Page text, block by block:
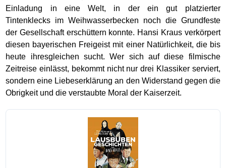
Einladung in eine Welt, in der ein gut platzierter
Tintenklecks im Weihwasserbecken noch die Grundfeste
der Gesellschaft erschüttern konnte. Hansi Kraus verkörpert
diesen bayerischen Freigeist mit einer Natürlichkeit, die bis
heute ihresgleichen sucht. Wer sich auf diese filmische
Zeitreise einlässt, bekommt nicht nur drei Klassiker serviert,
sondern eine Liebeserklärung an den Widerstand gegen die
Obrigkeit und die verstaubte Moral der Kaiserzeit.